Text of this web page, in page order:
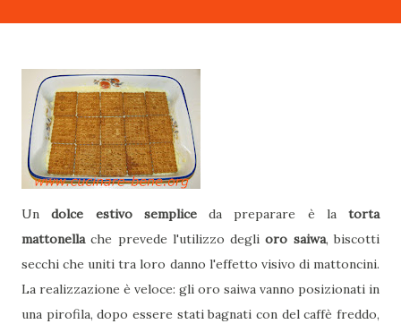
Undolce estivo sempliceda preparare è la torta
mattonellache prevede l'utilizzo deglioro saiwa, biscotti
secchi che uniti tra loro danno l'effetto visivo di mattoncini.
La realizzazione è veloce: gli oro saiwa vanno posizionati in
una pirofila, dopo essere stati bagnati con del caffè freddo,